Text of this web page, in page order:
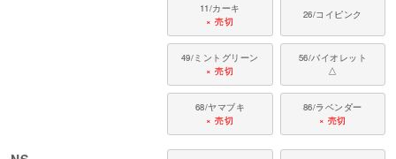
11/カーキ
× 売切
26/コイピンク
49/ミントグリーン
× 売切
56/バイオレット
△
68/ヤマブキ
× 売切
86/ラベンダー
× 売切